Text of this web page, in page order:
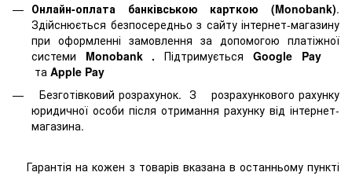
Онлайн-оплата банківською карткою (Monobank).
Здійснюється безпосередньо з сайту інтернет-магазину
при оформленні замовлення за допомогою платіжної
системи Monobank .Підтримується Google Pay
та Apple Pay
Безготівковий розрахунок. З розрахункового рахунку
юридичної особи після отримання рахунку від інтернет-
магазина.
Гарантія на кожен з товарів вказана в останньому пункті